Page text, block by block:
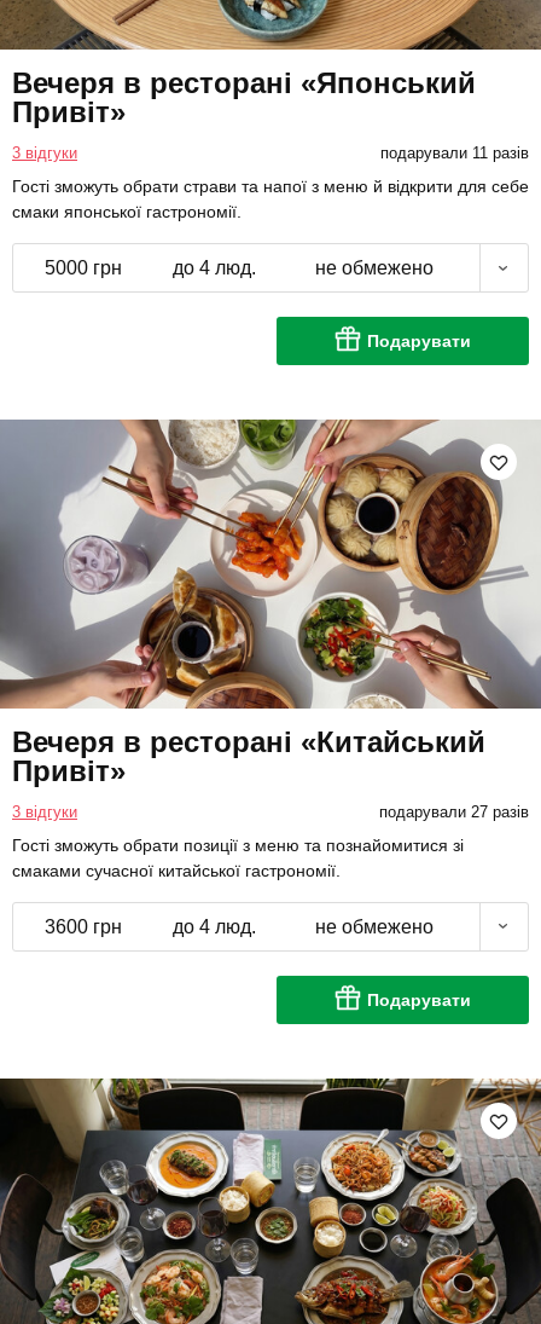
Вечеря в ресторані «Японський
Привіт»
3 відгуки подарували 11 разів
Гості зможуть обрати страви та напої з меню й відкрити для себе
смаки японської гастрономії.
5000 грн до 4 люд. не обмежено
Подарувати
Вечеря в ресторані «Китайський
Привіт»
3 відгуки подарували 27 разів
Гості зможуть обрати позиції з меню та познайомитися зі
смаками сучасної китайської гастрономії.
3600 грн до 4 люд. не обмежено
Подарувати